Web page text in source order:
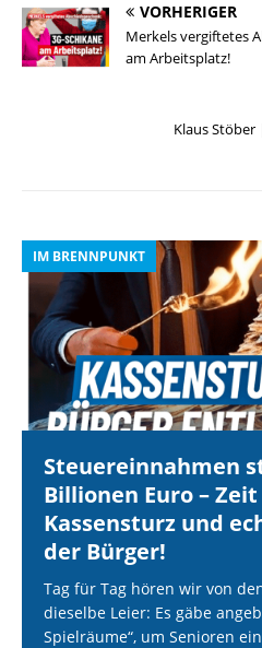
VORHERIGER
Merkels vergiftetes
am Arbeitsplatz!
Klaus Stöber
IM BRENNPUNKT
Steuereinnahmen
Billionen Euro –
Kassensturz und
der Bürger!
Tag für Tag hören wir von
dieselbe Leier: Es gäbe
Spielräume“, um Senioren